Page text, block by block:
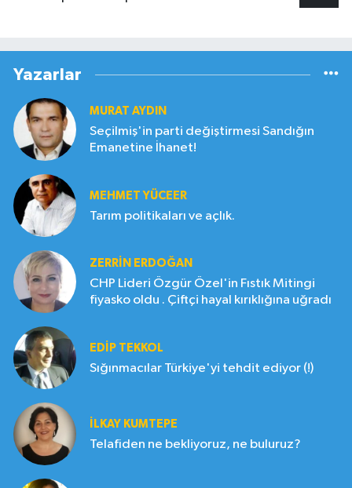
Yazarlar
MURAT AYDIN
Seçilmiş'in parti değiştirmesi Sandığın
Emanetine İhanet!
MEHMET YÜCEER
Tarım politikaları ve açlık.
ZERRIN ERDOĞAN
CHP Lideri Özgür Özel'in Fıstık Mitingi
fiyasko oldu . Çiftçi hayal kırıklığına uğradı
EDIP TEKKOL
Sığınmacılar Türkiye'yi tehdit ediyor (!)
İLKAY KUMTEPE
Telafiden ne bekliyoruz, ne buluruz?